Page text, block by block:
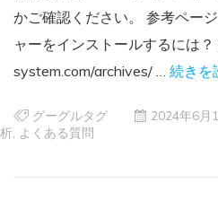
かご確認ください。 参考ペー
ャーをインストールするには
system.com/archives/ … 続きを
グーグルタグ 2024年6月
析 よくある質問